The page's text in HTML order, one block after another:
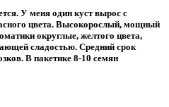
У меня один куст вырос с
цвета. Высокорослый, мощный
округлые, желтого цвета,
сладостью. Средний срок
В пакетике 8-10 семян